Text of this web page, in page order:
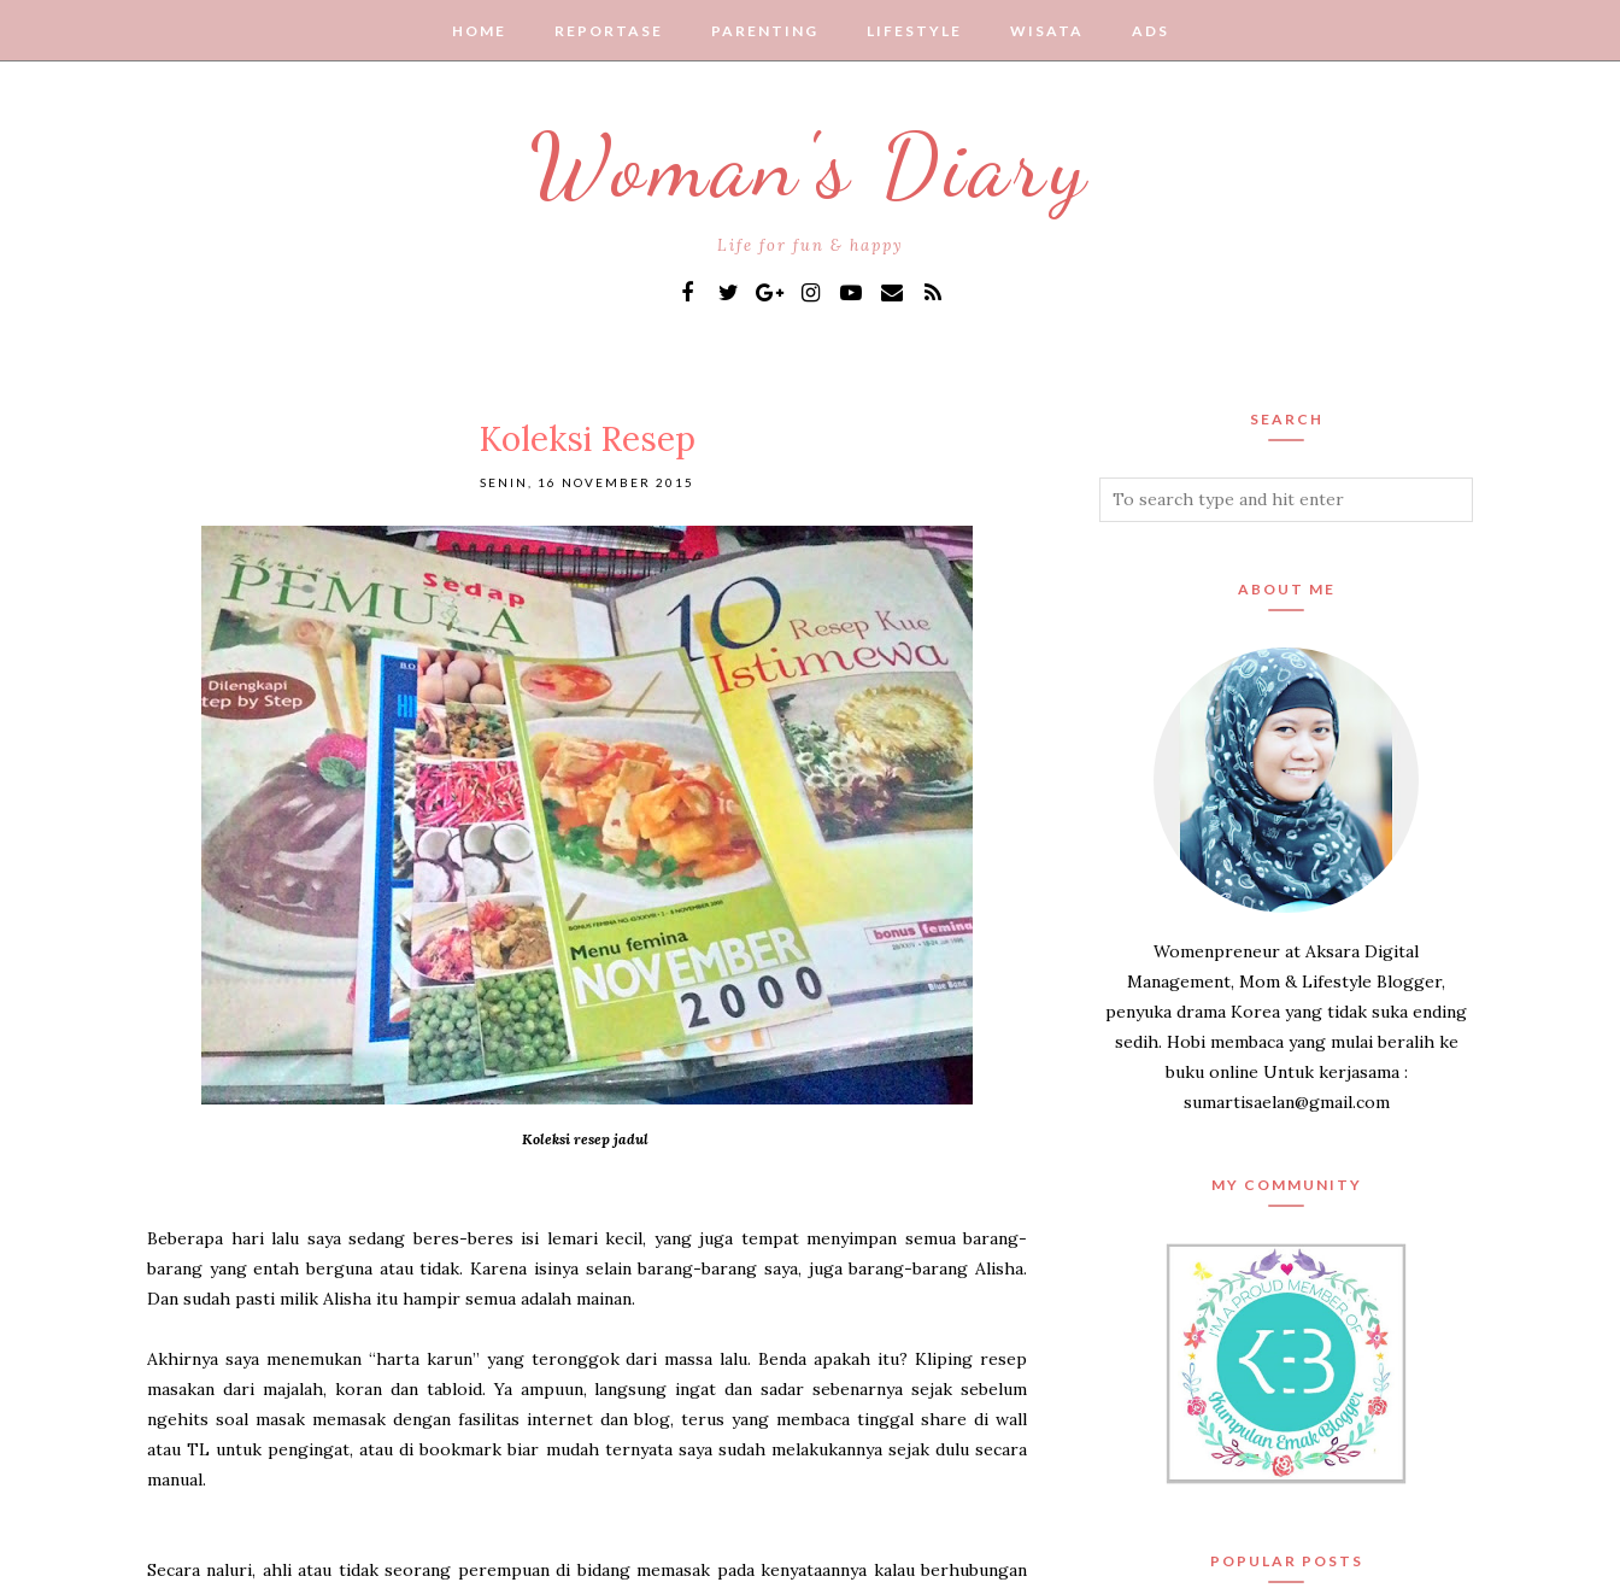
HOME REPORTASE PARENTING LIFESTYLE WISATA ADS
Woman's Diary
Life for fun & happy
Koleksi Resep
SENIN, 16 NOVEMBER 2015
Koleksi resep jadul
Beberapa hari lalu saya sedang beres-beres isi lemari kecil, yang juga tempat menyimpan semua barang-
barang yang entah berguna atau tidak. Karena isinya selain barang-barang saya, juga barang-barang Alisha.
Dan sudah pasti milik Alisha itu hampir semua adalah mainan.
Akhirnya saya menemukan “harta karun” yang teronggok dari massa lalu. Benda apakah itu? Kliping resep
masakan dari majalah, koran dan tabloid. Ya ampuun, langsung ingat dan sadar sebenarnya sejak sebelum
ngehits soal masak memasak dengan fasilitas internet dan blog, terus yang membaca tinggal share di wall
atau TL untuk pengingat, atau di bookmark biar mudah ternyata saya sudah melakukannya sejak dulu secara
manual.
Secara naluri, ahli atau tidak seorang perempuan di bidang memasak pada kenyataannya kalau berhubungan
SEARCH
ABOUT ME
Womenpreneur at Aksara Digital
Management, Mom & Lifestyle Blogger,
penyuka drama Korea yang tidak suka ending
sedih. Hobi membaca yang mulai beralih ke
buku online Untuk kerjasama :
sumartisaelan@gmail.com
MY COMMUNITY
POPULAR POSTS